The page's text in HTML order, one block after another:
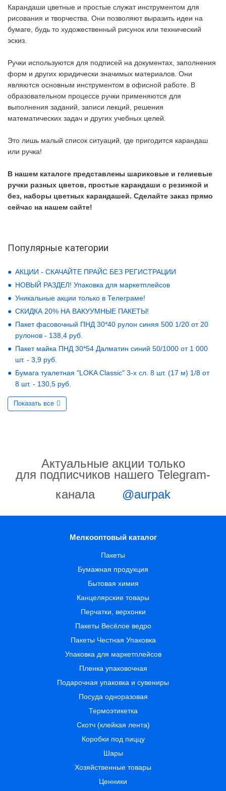
Карандаши цветные и простые служат инструментом для
рисования и творчества. Они позволяют выразить идеи на
бумаге, будь то художественный рисунок или технический
эскиз.
Ручки используются для подписей на документах, заполнения
форм и других юридически значимых материалов. Они
являются основным инструментом в офисной работе. В
образовательном процессе ручки применяются для
выполнения заданий, записи лекций, решения
математических задач и других учебных целей.
Это лишь малый список ситуаций, где пригодится карандаш
или ручка!
В нашем каталоге представлены шариковые и гелиевые
ручки разных цветов, простые карандаши с резинкой и
без, наборы цветных карандашей. Сделайте заказ прямо
сейчас на нашем сайте!
Популярные категории
АКЦИИ - СКАЧАЙТЕ ПРАЙС БЕЗ РЕГИСТРАЦИИ
НОВЫЙ РАЗДЕЛ! Упаковка для маркетплейсов
Уникальные акции только в Телеграме!
СКИДКА 20% НА ВАКУУМНЫЕ ПАКЕТЫ!
Пакет фасовочный ПНД 30*40 рулон синяя 500 1/20 от 20
рулонов - 138,4 руб.
Пакет майка ПНД 30*54 Далматин синий 50/1000 от 1 000
шт. - 3,9 руб.
Бумага туалетная "LOKA Classic" 3-х сл. 8 шт. (17 м) 1/8 от
8 шт. - 130,5 руб.
Показать все
Актуальные акции только
для подписчиков нашего Telegram-
канала
@aurpak
Мелкооптовый каталог
Пакеты
Бумажная продукция
Бытовая химия
Канцелярские товары
Перчатки, верхонки
Пакеты Весёлое ведро
Пакеты Честная Упаковка
Упаковка для маркетплейсов
Пленка упаковочная
Подарочная упаковка и сувениры
Посуда одноразовая
Термоэтикетка
Скотч (клейкая лента)
Коробки под пиццу
Шары
Хозяйственные товары
Ценники